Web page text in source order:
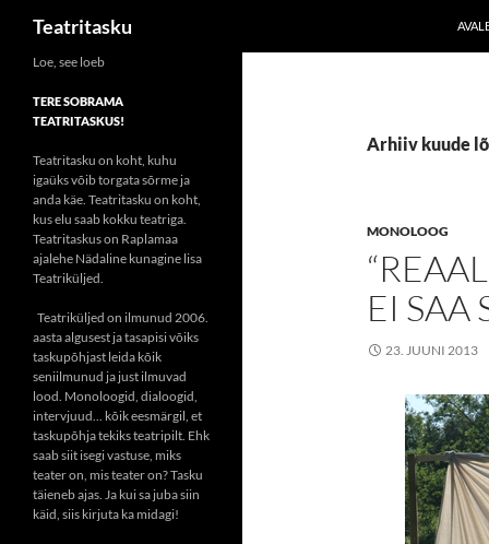
Liigu
juurde
Teatritasku
Arhiiv kuude
MONOLOOG
EI SAA
23. JUUNI 2013
Loe, see loeb
TERE SOBRAMA
TEATRITASKUS!
Teatritasku on koht, kuhu
igaüks võib torgata sõrme ja
anda käe. Teatritasku on koht,
kus elu saab kokku teatriga.
Teatritaskus on Raplamaa
ajalehe Nädaline kunagine lisa
Teatriküljed.
Teatriküljed on ilmunud 2006.
aasta algusest ja tasapisi võiks
taskupõhjast leida kõik
seniilmunud ja just ilmuvad
lood. Monoloogid, dialoogid,
intervjuud... kõik eesmärgil, et
taskupõhja tekiks teatripilt. Ehk
saab siit isegi vastuse, miks
teater on, mis teater on? Tasku
täieneb ajas. Ja kui sa juba siin
käid, siis kirjuta ka midagi!